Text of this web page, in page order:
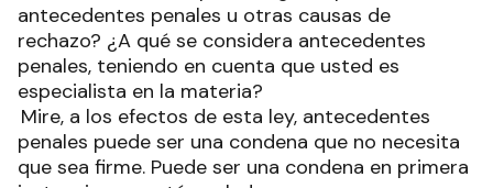
antecedentes penales u otras causas de
rechazo? ¿A qué se considera antecedentes
penales, teniendo en cuenta que usted es
especialista en la materia?
Mire, a los efectos de esta ley, antecedentes
penales puede ser una condena que no necesita
que sea firme. Puede ser una condena en primera